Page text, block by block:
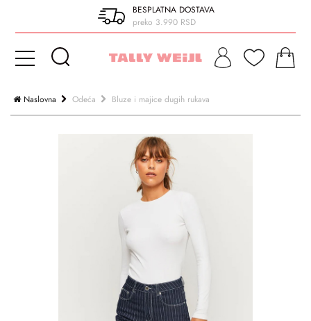
BESPLATNA DOSTAVA
preko 3.990 RSD
Naslovna Odeća Bluze i majice dugih rukava